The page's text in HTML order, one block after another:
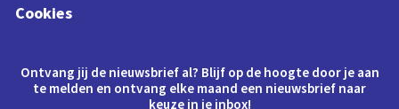
Cookies
Ontvang jij de nieuwsbrief al? Blijf op de hoogte door je aan
te melden en ontvang elke maand een nieuwsbrief naar
keuze in je inbox!